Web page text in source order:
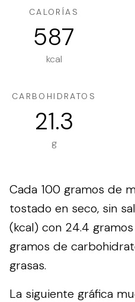
CALORÍAS
587
kcal
CARBOHIDRATOS
21.3
g
Cada 100 gramos de
tostado en seco, sin
(kcal) con 24.4
gramos de
grasas.
La siguiente gráfica